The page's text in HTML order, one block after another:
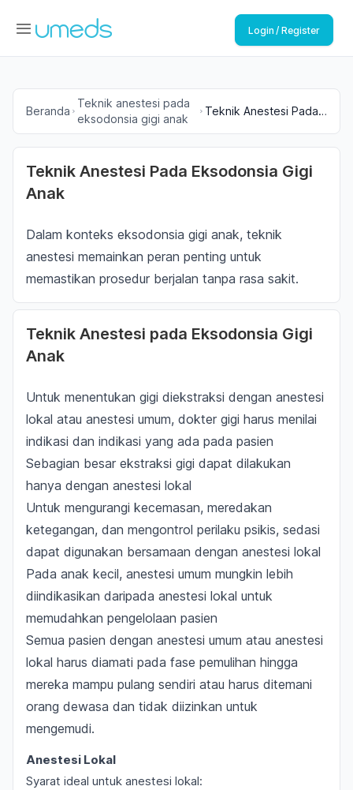
Login / Register
Beranda
Teknik anestesi pada
eksodonsia gigi anak
Teknik Anestesi Pada
Teknik Anestesi Pada Eksodonsia Gigi
Anak
Dalam konteks eksodonsia gigi anak, teknik
anestesi memainkan peran penting untuk
memastikan prosedur berjalan tanpa rasa sakit.
Teknik Anestesi pada Eksodonsia Gigi
Anak
Untuk menentukan gigi diekstraksi dengan anestesi
lokal atau anestesi umum, dokter gigi harus menilai
indikasi dan indikasi yang ada pada pasien
Sebagian besar ekstraksi gigi dapat dilakukan
hanya dengan anestesi lokal
Untuk mengurangi kecemasan, meredakan
ketegangan, dan mengontrol perilaku psikis, sedasi
dapat digunakan bersamaan dengan anestesi lokal
Pada anak kecil, anestesi umum mungkin lebih
diindikasikan daripada anestesi lokal untuk
memudahkan pengelolaan pasien
Semua pasien dengan anestesi umum atau anestesi
lokal harus diamati pada fase pemulihan hingga
mereka mampu pulang sendiri atau harus ditemani
orang dewasa dan tidak diizinkan untuk
mengemudi.
Anestesi Lokal
Syarat ideal untuk anestesi lokal: